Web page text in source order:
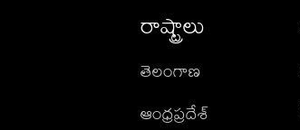
రాష్ట్రాలు
తెలంగాణ
ఆంధ్రప్రదేశ్